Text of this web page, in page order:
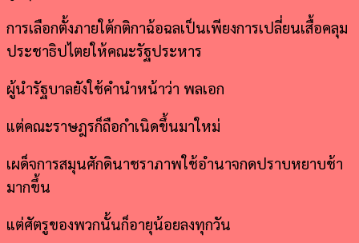
การเลือกตั้งภายใต้กติกาฉ้อฉลเป็นเพียงการเปลี่ยนเสื้อคลุม
ประชาธิปไตยให้คณะรัฐประหาร
ผู้นำรัฐบาลยังใช้คำนำหน้าว่า พลเอก
แต่คณะราษฎรก็ถือกำเนิดขึ้นมาใหม่
เผด็จการสมุนศักดินาชราภาพใช้อำนาจกดปราบหยาบช้า
มากขึ้น
แต่ศัตรูของพวกนั้นก็อายุน้อยลงทุกวัน